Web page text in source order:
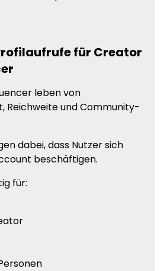
für Creator
leben von
Reichweite und Community-
dabei, dass Nutzer sich
beschäftigen.
für: